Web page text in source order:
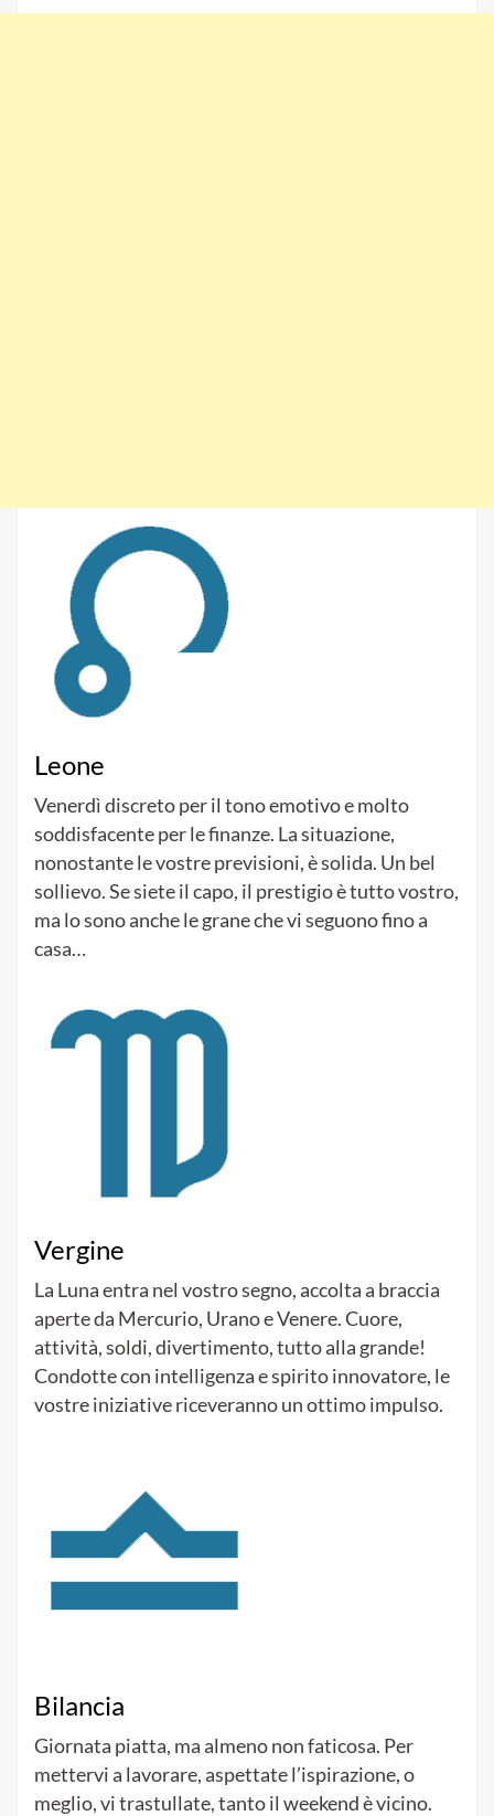
Leone
Venerdì discreto per il tono emotivo e molto
soddisfacente per le finanze. La situazione,
nonostante le vostre previsioni, è solida. Un bel
sollievo. Se siete il capo, il prestigio è tutto vostro,
ma lo sono anche le grane che vi seguono fino a
casa…
Vergine
La Luna entra nel vostro segno, accolta a braccia
aperte da Mercurio, Urano e Venere. Cuore,
attività, soldi, divertimento, tutto alla grande!
Condotte con intelligenza e spirito innovatore, le
vostre iniziative riceveranno un ottimo impulso.
Bilancia
Giornata piatta, ma almeno non faticosa. Per
mettervi a lavorare, aspettate l’ispirazione, o
meglio, vi trastullate, tanto il weekend è vicino.